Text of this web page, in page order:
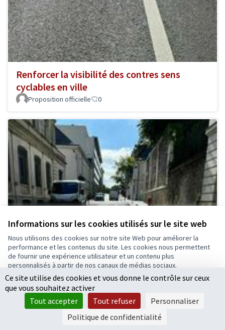
Informations sur les cookies utilisés sur le site web
Nous utilisons des cookies sur notre site Web pour améliorer la
performance et les contenus du site. Les cookies nous permettent
de fournir une expérience utilisateur et un contenu plus
personnalisés à partir de nos canaux de médias sociaux.
Tout accepter
Accepter seulement les cookies essentiels
Paramètres
Renforcer la visibilité des contres sens
cyclables en ville
Proposition officielle 0
Ce site utilise des cookies et vous donne le contrôle sur ceux
que vous souhaitez activer
Tout accepter
Tout refuser
Personnaliser
Politique de confidentialité